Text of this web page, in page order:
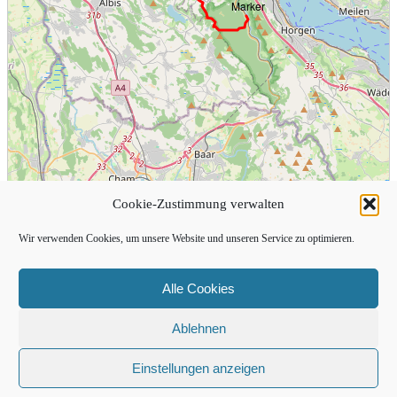
Cookie-Zustimmung verwalten
Wir verwenden Cookies, um unsere Website und unseren Service zu optimieren.
Alle Cookies
Ablehnen
Einstellungen anzeigen
Karte: © OpenStreetMap Mitwirkende